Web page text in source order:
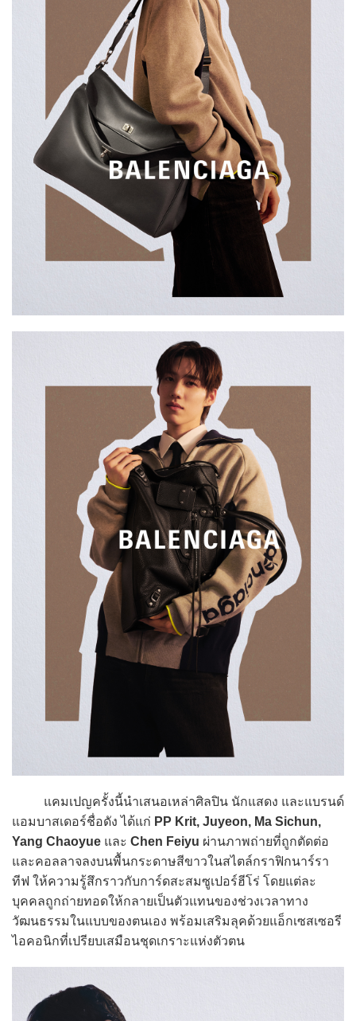
แคมเปญครั้งนี้นำเสนอเหล่าศิลปิน นักแสดง และแบรนด์
แอมบาสเดอร์ชื่อดัง ได้แก่ PP Krit, Juyeon, Ma Sichun,
Yang Chaoyue และ Chen Feiyu ผ่านภาพถ่ายที่ถูกตัดต่อ
และคอลลาจลงบนพื้นกระดาษสีขาวในสไตล์กราฟิกนาร์รา
ทีฟ ให้ความรู้สึกราวกับการ์ดสะสมซูเปอร์ฮีโร่ โดยแต่ละ
บุคคลถูกถ่ายทอดให้กลายเป็นตัวแทนของช่วงเวลาทาง
วัฒนธรรมในแบบของตนเอง พร้อมเสริมลุคด้วยแอ็กเซสเซอรี
ไอคอนิกที่เปรียบเสมือนชุดเกราะแห่งตัวตน